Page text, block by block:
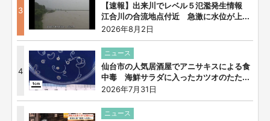
3
【速報】出来川でレベル５氾濫発生情報
江合川の合流地点付近 急激に水位が上...
2026年8月2日
4
ニュース
仙台市の人気居酒屋でアニサキスによる食
中毒 海鮮サラダに入ったカツオのたた...
2026年7月31日
ニュース